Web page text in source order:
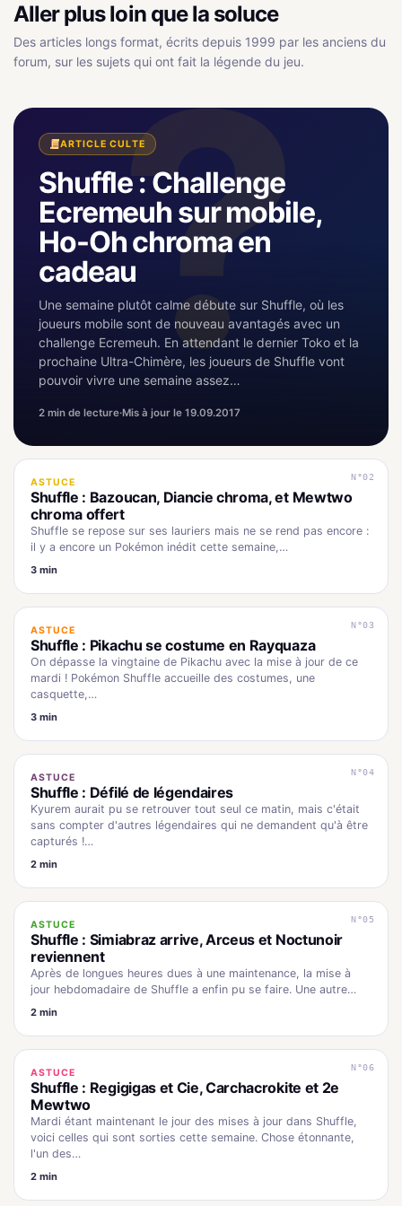
Aller plus loin que la soluce
Des articles longs format, écrits depuis 1999 par les anciens du
forum, sur les sujets qui ont fait la légende du jeu.
ARTICLE CULTE
Shuffle : Challenge
Ecremeuh sur mobile,
Ho-Oh chroma en
cadeau
Une semaine plutôt calme débute sur Shuffle, où les
joueurs mobile sont de nouveau avantagés avec un
challenge Ecremeuh. En attendant le dernier Toko et la
prochaine Ultra-Chimère, les joueurs de Shuffle vont
pouvoir vivre une semaine assez…
2 min de lecture·Mis à jour le 19.09.2017
N°02
ASTUCE
Shuffle : Bazoucan, Diancie chroma, et Mewtwo
chroma offert
Shuffle se repose sur ses lauriers mais ne se rend pas encore :
il y a encore un Pokémon inédit cette semaine,…
3 min
N°03
ASTUCE
Shuffle : Pikachu se costume en Rayquaza
On dépasse la vingtaine de Pikachu avec la mise à jour de ce
mardi ! Pokémon Shuffle accueille des costumes, une
casquette,…
3 min
N°04
ASTUCE
Shuffle : Défilé de légendaires
Kyurem aurait pu se retrouver tout seul ce matin, mais c'était
sans compter d'autres légendaires qui ne demandent qu'à être
capturés !…
2 min
N°05
ASTUCE
Shuffle : Simiabraz arrive, Arceus et Noctunoir
reviennent
Après de longues heures dues à une maintenance, la mise à
jour hebdomadaire de Shuffle a enfin pu se faire. Une autre…
2 min
N°06
ASTUCE
Shuffle : Regigigas et Cie, Carchacrokite et 2e
Mewtwo
Mardi étant maintenant le jour des mises à jour dans Shuffle,
voici celles qui sont sorties cette semaine. Chose étonnante,
l'un des…
2 min